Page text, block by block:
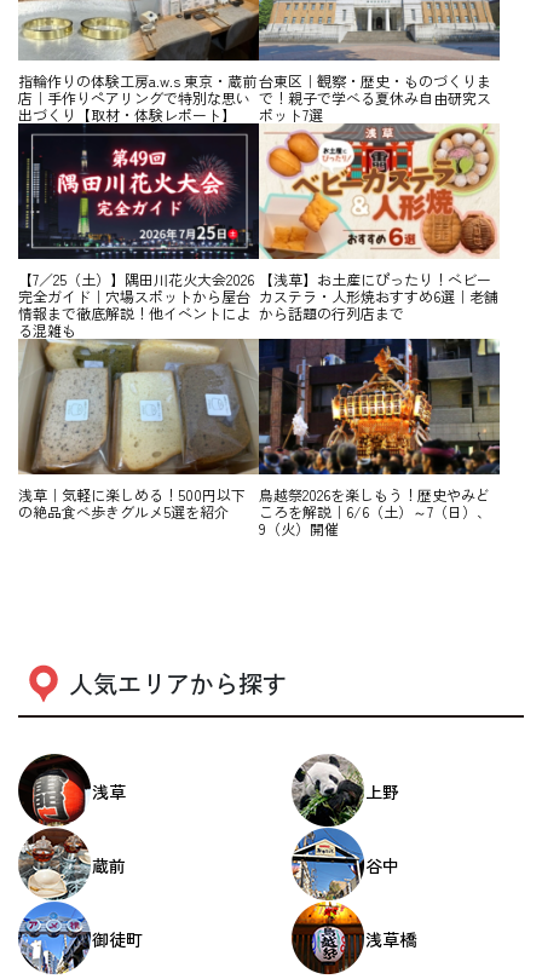
指輪作りの体験工房a.w.s 東京・蔵前
店｜手作りペアリングで特別な思い
出づくり【取材・体験レポート】
台東区｜観察・歴史・ものづくりま
で！親子で学べる夏休み自由研究ス
ポット7選
【7／25（土）】隅田川花火大会2026
完全ガイド｜穴場スポットから屋台
情報まで徹底解説！他イベントによ
る混雑も
【浅草】お土産にぴったり！ベビー
カステラ・人形焼おすすめ6選｜老舗
から話題の行列店まで
浅草｜気軽に楽しめる！500円以下
の絶品食べ歩きグルメ5選を紹介
鳥越祭2026を楽しもう！歴史やみど
ころを解説｜6/6（土）～7（日）、
9（火）開催
人気エリアから探す
浅草 上野
蔵前 谷中
御徒町 浅草橋